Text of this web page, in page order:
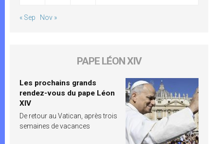
« Sep Nov »
PAPE LÉON XIV
Les prochains grands
rendez-vous du pape Léon
XIV
De retour au Vatican, après trois
semaines de vacances